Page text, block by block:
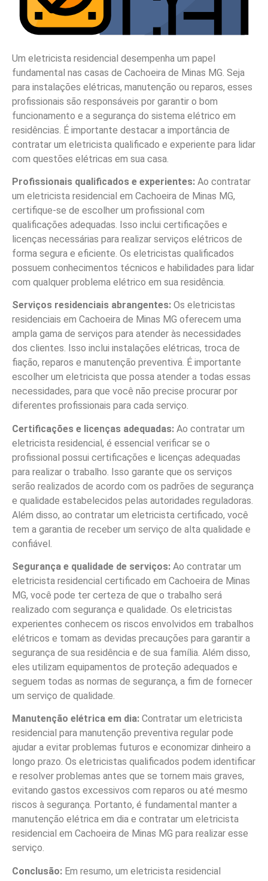
Um eletricista residencial desempenha um papel
fundamental nas casas de Cachoeira de Minas MG. Seja
para instalações elétricas, manutenção ou reparos, esses
profissionais são responsáveis por garantir o bom
funcionamento e a segurança do sistema elétrico em
residências. É importante destacar a importância de
contratar um eletricista qualificado e experiente para lidar
com questões elétricas em sua casa.
Profissionais qualificados e experientes: Ao contratar
um eletricista residencial em Cachoeira de Minas MG,
certifique-se de escolher um profissional com
qualificações adequadas. Isso inclui certificações e
licenças necessárias para realizar serviços elétricos de
forma segura e eficiente. Os eletricistas qualificados
possuem conhecimentos técnicos e habilidades para lidar
com qualquer problema elétrico em sua residência.
Serviços residenciais abrangentes: Os eletricistas
residenciais em Cachoeira de Minas MG oferecem uma
ampla gama de serviços para atender às necessidades
dos clientes. Isso inclui instalações elétricas, troca de
fiação, reparos e manutenção preventiva. É importante
escolher um eletricista que possa atender a todas essas
necessidades, para que você não precise procurar por
diferentes profissionais para cada serviço.
Certificações e licenças adequadas: Ao contratar um
eletricista residencial, é essencial verificar se o
profissional possui certificações e licenças adequadas
para realizar o trabalho. Isso garante que os serviços
serão realizados de acordo com os padrões de segurança
e qualidade estabelecidos pelas autoridades reguladoras.
Além disso, ao contratar um eletricista certificado, você
tem a garantia de receber um serviço de alta qualidade e
confiável.
Segurança e qualidade de serviços: Ao contratar um
eletricista residencial certificado em Cachoeira de Minas
MG, você pode ter certeza de que o trabalho será
realizado com segurança e qualidade. Os eletricistas
experientes conhecem os riscos envolvidos em trabalhos
elétricos e tomam as devidas precauções para garantir a
segurança de sua residência e de sua família. Além disso,
eles utilizam equipamentos de proteção adequados e
seguem todas as normas de segurança, a fim de fornecer
um serviço de qualidade.
Manutenção elétrica em dia: Contratar um eletricista
residencial para manutenção preventiva regular pode
ajudar a evitar problemas futuros e economizar dinheiro a
longo prazo. Os eletricistas qualificados podem identificar
e resolver problemas antes que se tornem mais graves,
evitando gastos excessivos com reparos ou até mesmo
riscos à segurança. Portanto, é fundamental manter a
manutenção elétrica em dia e contratar um eletricista
residencial em Cachoeira de Minas MG para realizar esse
serviço.
Conclusão: Em resumo, um eletricista residencial